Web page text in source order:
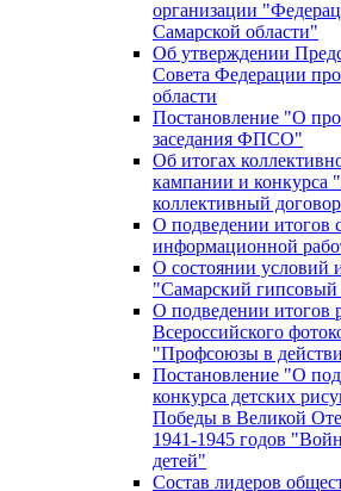
организации
Самарской области"
Об утверждении
Совета Федерации
области
Постановление "О
заседания ФПСО"
Об итогах
кампании и конкурса
коллективный
О подведении итогов
информационной
О состоянии условий
"Самарский гипсовый
О подведении итогов
Всероссийского
"Профсоюзы в
Постановление "О
конкурса детских
Победы в Великой
1941-1945 годов
детей"
Состав лидеров